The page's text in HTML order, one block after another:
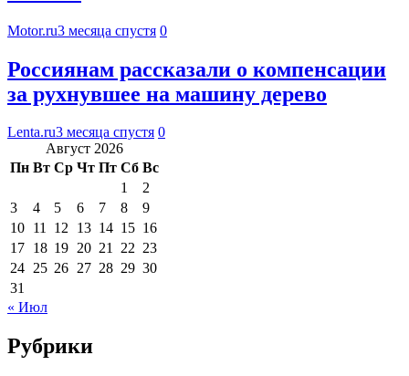
Motor.ru3 месяца спустя 0
Россиянам рассказали о компенсации
за рухнувшее на машину дерево
Lenta.ru3 месяца спустя 0
Август 2026
Пн Вт Ср Чт Пт Сб Вс
1
2
3
4 5 6 7 8
9
10 11 12 13 14 15 16
17 18 19 20 21 22 23
24 25 26 27 28 29 30
31
« Июл
Рубрики